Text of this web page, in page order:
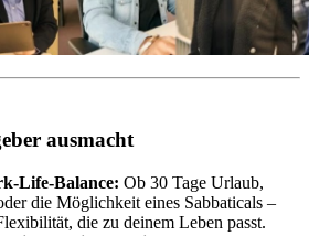
ausmacht
Life-Balance: Ob 30 Tage Urlaub,
die Möglichkeit eines Sabbaticals –
die zu deinem Leben passt.